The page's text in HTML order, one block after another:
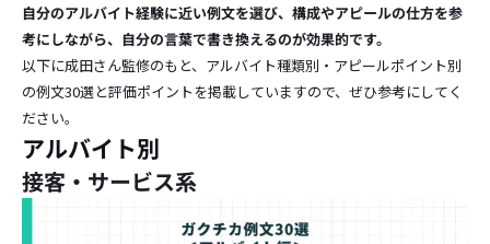
自分のアルバイト経験に近い例文を選び、構成やアピールの仕方を参
考にしながら、自分の言葉で書き換えるのが効果的です。
以下に成田さん監修のもと、アルバイト種類別・アピールポイント別
の例文30選と評価ポイントを掲載していますので、ぜひ参考にしてく
ださい。
アルバイト別
接客・サービス系